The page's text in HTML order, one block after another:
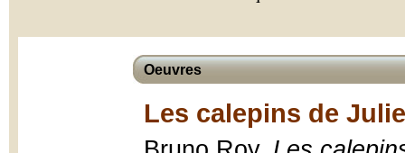
Oeuvres
Les calepins de